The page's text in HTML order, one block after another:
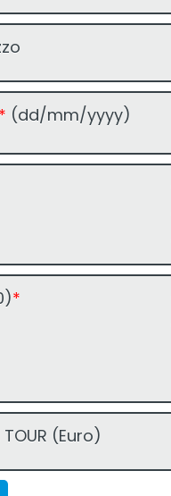
* (dd/mm/yyyy)
*
TOUR (Euro)